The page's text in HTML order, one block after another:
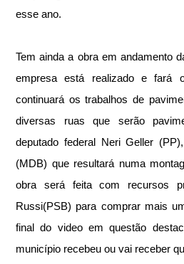
esse ano.
Tem ainda a obra em andamento
empresa está realizado e fará
continuará os trabalhos de
diversas ruas que serão
deputado federal Neri Geller
(MDB) que resultará numa
obra será feita com recursos
Russi(PSB) para comprar mais
final do video em questão
município recebeu ou vai receber